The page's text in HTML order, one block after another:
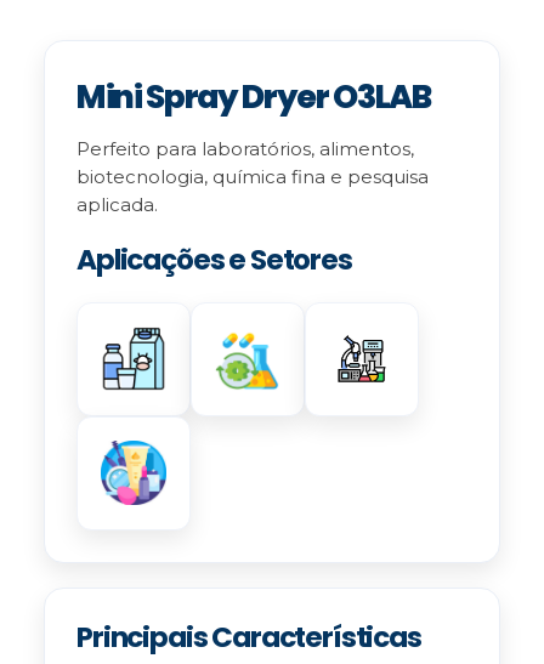
Mini Spray Dryer O3LAB
Perfeito para laboratórios, alimentos,
biotecnologia, química fina e pesquisa
aplicada.
Aplicações e Setores
Principais Características